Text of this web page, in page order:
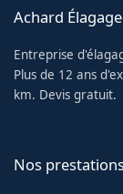
Achard Élagage
Entreprise
Plus de 12 ans
km. Devis gratuit.
Nos